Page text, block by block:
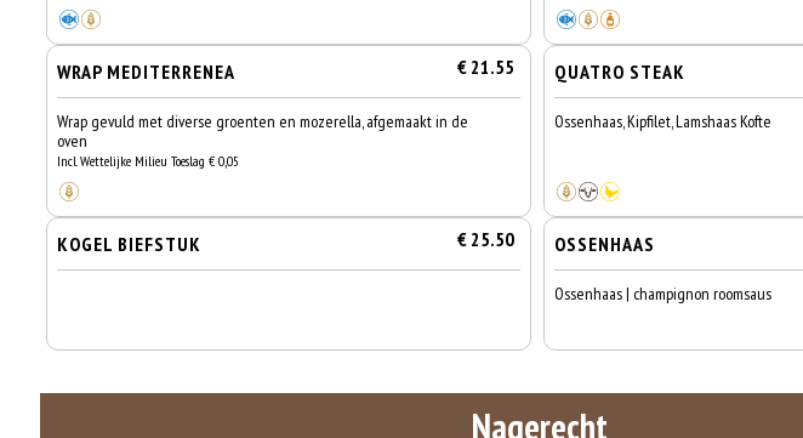
WRAP MEDITERRENEA € 21.55
Wrap gevuld met diverse groenten en mozerella, afgemaakt in de
oven
Incl. Wettelijke Milieu Toeslag € 0,05
QUATRO STEAK
Ossenhaas, Kipfilet, Lamshaas Kofte
KOGEL BIEFSTUK € 25.50 OSSENHAAS
Ossenhaas | champignon roomsaus
Nagerecht